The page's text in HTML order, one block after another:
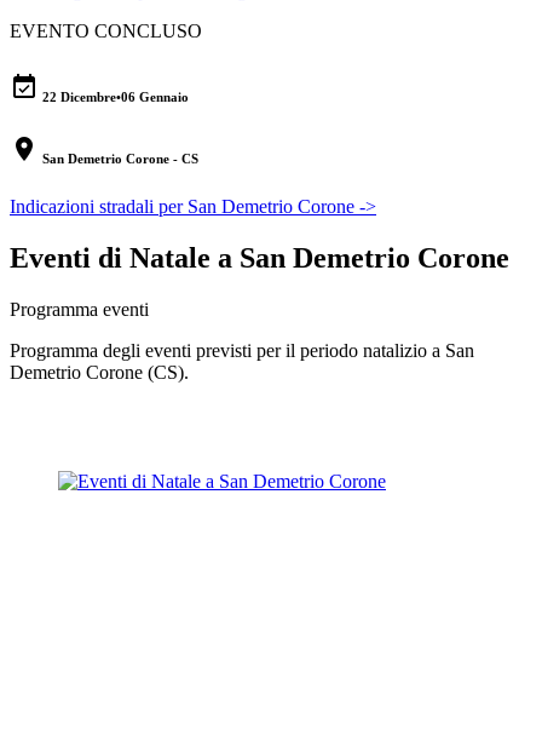
EVENTO CONCLUSO
event_available 22 Dicembre•06 Gennaio
location_on San Demetrio Corone - CS
Indicazioni stradali per San Demetrio Corone ->
Eventi di Natale a San Demetrio Corone
Programma eventi
Programma degli eventi previsti per il periodo natalizio a San
Demetrio Corone (CS).